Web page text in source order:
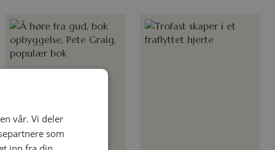
vår. Vi deler
som